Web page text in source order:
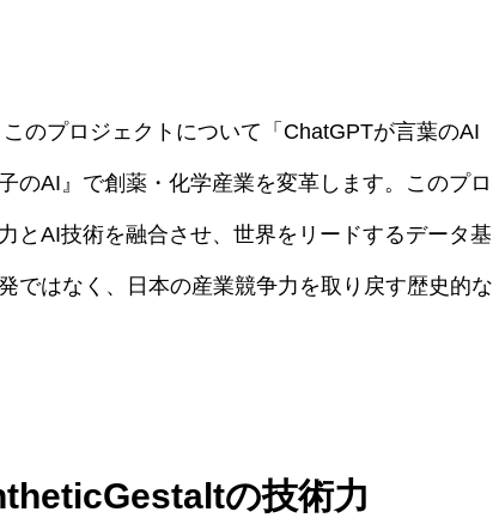
のプロジェクトについて「ChatGPTが言葉のAI
のAI』で創薬・化学産業を変革します。このプロ
とAI技術を融合させ、世界をリードするデータ基
ではなく、日本の産業競争力を取り戻す歴史的な
の技術力